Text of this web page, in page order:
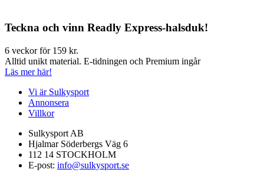
Teckna och vinn Readly Express-halsduk!
6 veckor för 159 kr.
Alltid unikt material. E-tidningen och Premium ingår
Läs mer här!
Vi är Sulkysport
Annonsera
Villkor
Sulkysport AB
Hjalmar Söderbergs Väg 6
112 14 STOCKHOLM
E-post: info@sulkysport.se